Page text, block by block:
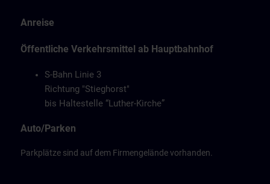
Anreise
Öffentliche Verkehrsmittel ab Hauptbahnhof
S-Bahn Linie 3
Richtung "Stieghorst"
bis Haltestelle “Luther-Kirche”
Auto/Parken
Parkplätze sind auf dem Firmengelände vorhanden.